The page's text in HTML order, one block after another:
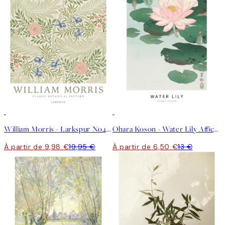
William Morris - Larkspur No4 Affiche
À partir de 9,98 €19,95 €
Ohara Koson - Water Lily Affiche
À partir de 6,50 €13 €